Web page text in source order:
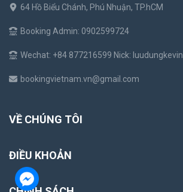
64 Hồ Biểu Chánh, Phú Nhuận, TP.hCM
Booking Admin: 0902599724
Wechat: +84 877216599 Nick: luudungkevin
bookingvietnam.vn@gmail.com
VỀ CHÚNG TÔI
ĐIỀU KHOẢN